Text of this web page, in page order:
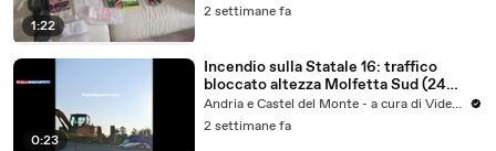
1:22
2 settimane fa
0:23
Incendio sulla Statale 16: traffico
bloccato altezza Molfetta Sud (24
luglio 2026) - video
Andria e Castel del Monte - a cura di VideoAndria
2 settimane fa